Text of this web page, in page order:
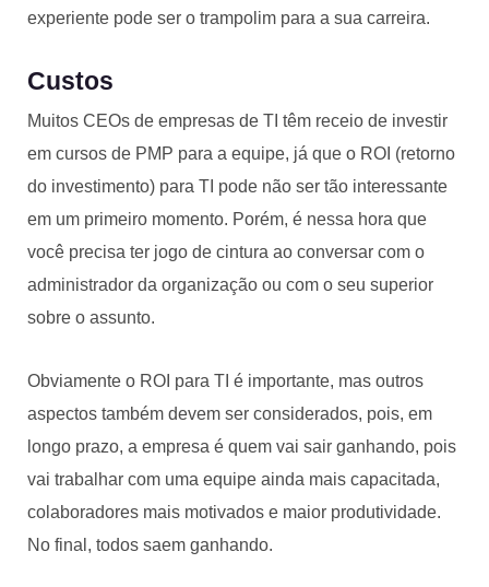
experiente pode ser o trampolim para a sua carreira.
Custos
Muitos CEOs de empresas de TI têm receio de investir
em cursos de PMP para a equipe, já que o ROI (retorno
do investimento) para TI pode não ser tão interessante
em um primeiro momento. Porém, é nessa hora que
você precisa ter jogo de cintura ao conversar com o
administrador da organização ou com o seu superior
sobre o assunto.
Obviamente o ROI para TI é importante, mas outros
aspectos também devem ser considerados, pois, em
longo prazo, a empresa é quem vai sair ganhando, pois
vai trabalhar com uma equipe ainda mais capacitada,
colaboradores mais motivados e maior produtividade.
No final, todos saem ganhando.